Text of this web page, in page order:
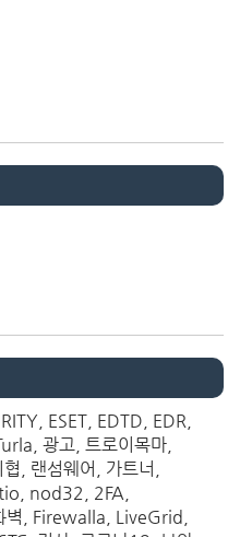
ESET EDTD EDR
광고 트로이목마
랜섬웨어
가트너
nod32
2FA
벽 Firewalla LiveGrid